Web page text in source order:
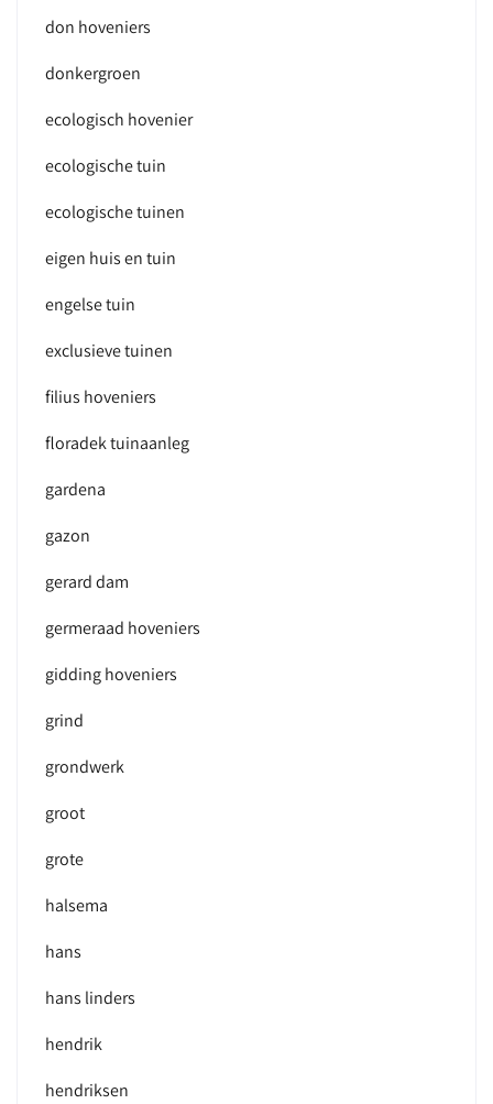
don hoveniers
donkergroen
ecologisch hovenier
ecologische tuin
ecologische tuinen
eigen huis en tuin
engelse tuin
exclusieve tuinen
filius hoveniers
floradek tuinaanleg
gardena
gazon
gerard dam
germeraad hoveniers
gidding hoveniers
grind
grondwerk
groot
grote
halsema
hans
hans linders
hendrik
hendriksen